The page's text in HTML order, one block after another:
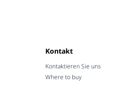
Kontakt
Kontaktieren Sie uns
Where to buy